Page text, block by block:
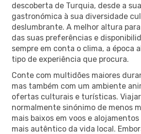
descoberta de Turquia, desde a
gastronómica à sua diversidade
deslumbrante. A melhor altura
das suas preferências e
sempre em conta o clima, a época
tipo de experiência que procura.
Conte com multidões maiores
mas também com um ambiente
ofertas culturais e turísticas.
normalmente sinónimo de menos
mais baixos em voos e
mais autêntico da vida local.